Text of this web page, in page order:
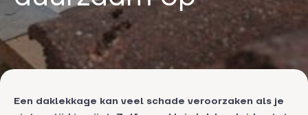
Een daklekkage kan veel schade veroorzaken als je